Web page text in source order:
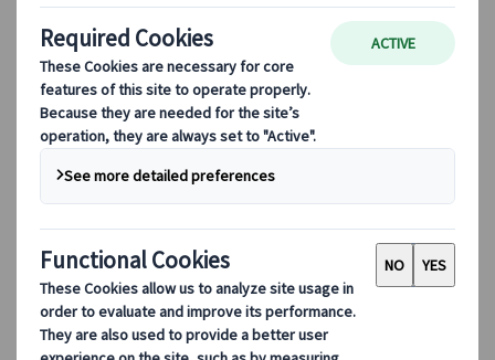
Saisonale Reisetipps
Highlights des Reiseziels
Kulturelle Einblicke
Kulinarische Erlebnisse
Entdecke Japan mit dem Zug
Häufig gestellte Fragen
Wichtige Informationen
Etikette in Japan
Autofahren in Japan
Bei uns buchen
Japan Rail Pass
Unterkunft
Online-Beratung
Japanspecialist
Reiseziele
Alle Reiseziele
Takachiho